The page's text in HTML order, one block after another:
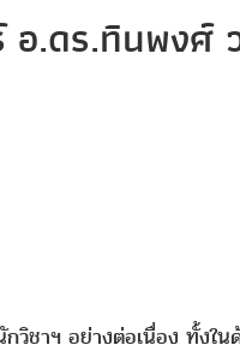
อ.ดร.ทินพงศ์
ชาฯ อย่างต่อเนื่อง ทั้งใ